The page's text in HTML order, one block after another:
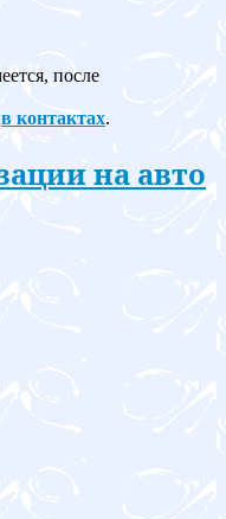
после
в контактах.
на авто